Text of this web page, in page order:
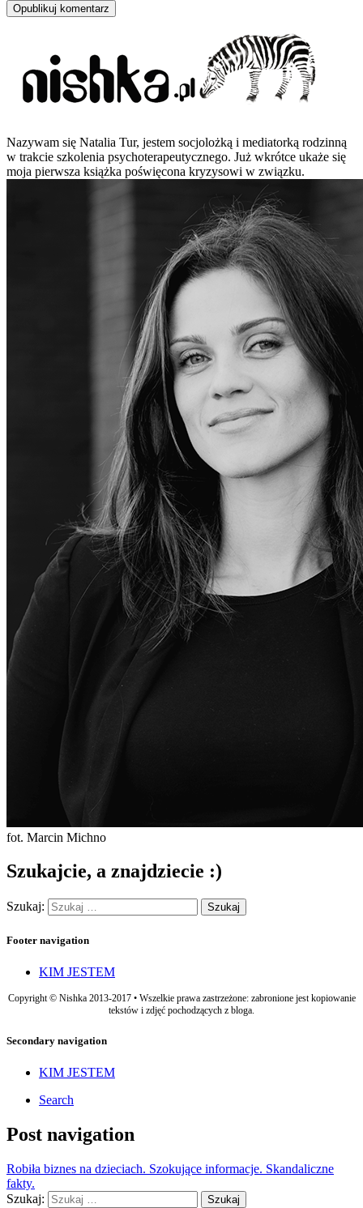
Nazywam się Natalia Tur, jestem socjolożką i mediatorką rodzinną
w trakcie szkolenia psychoterapeutycznego. Już wkrótce ukaże się
moja pierwsza książka poświęcona kryzysowi w związku.
fot. Marcin Michno
Szukajcie, a znajdziecie :)
Szukaj:
Footer navigation
KIM JESTEM
Copyright © Nishka 2013-2017 • Wszelkie prawa zastrzeżone: zabronione jest kopiowanie
tekstów i zdjęć pochodzących z bloga.
Secondary navigation
KIM JESTEM
Search
Post navigation
Robiła biznes na dzieciach. Szokujące informacje. Skandaliczne
fakty.
Szukaj: